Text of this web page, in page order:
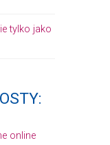
tylko jako
online